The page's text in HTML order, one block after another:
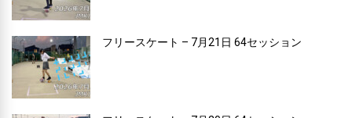
フリースケート – 7月21日 64セッション